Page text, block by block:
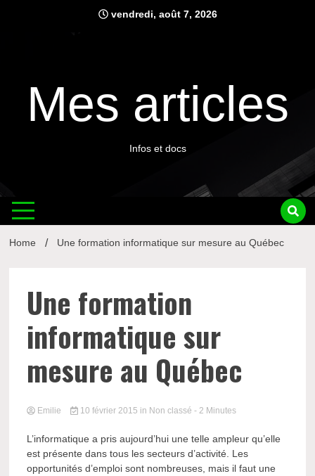
vendredi, août 7, 2026
Mes articles
Infos et docs
Home Une formation informatique sur mesure au Québec
Une formation
informatique sur
mesure au Québec
Emilie 10 février 2015 in Non classé - 2 Minutes
L’informatique a pris aujourd’hui une telle ampleur qu’elle
est présente dans tous les secteurs d’activité. Les
opportunités d’emploi sont nombreuses, mais il faut une